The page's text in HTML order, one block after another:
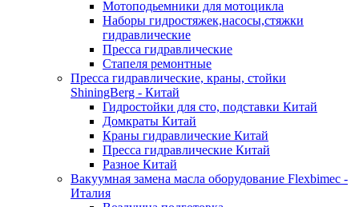
Мотоподьемники для мотоцикла
Наборы гидростяжек,насосы,стяжки
гидравлические
Пресса гидравлические
Стапеля ремонтные
Пресса гидравлические, краны, стойки
ShiningBerg - Китай
Гидростойки для сто, подставки Китай
Домкраты Китай
Краны гидравлические Китай
Пресса гидравлические Китай
Разное Китай
Вакуумная замена масла оборудование Flexbimeс -
Италия